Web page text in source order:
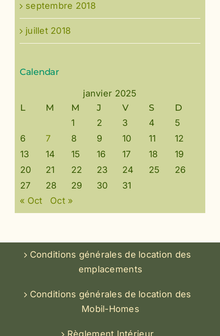
septembre 2018
juillet 2018
Calendar
janvier 2025
L M M J V S D
1 2 3 4
5
6
7 8 9 10 11
12
13
14 15 16 17 18
19
20
21 22 23 24 25
26
27
28 29 30
31
« Oct
Oct »
Conditions générales de location des
emplacements
Conditions générales de location des
Mobil-Homes
Règlement Intérieur